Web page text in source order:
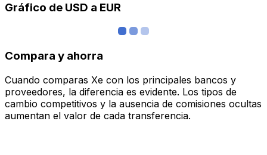
Gráfico de USD a EUR
Compara y ahorra
Cuando comparas Xe con los principales bancos y
proveedores, la diferencia es evidente. Los tipos de
cambio competitivos y la ausencia de comisiones ocultas
aumentan el valor de cada transferencia.